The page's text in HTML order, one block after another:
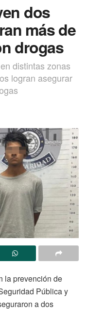
dos
más de
drogas
distintas zonas
logran asegurar
la prevención de
Pública y
a dos